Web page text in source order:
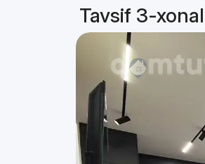
Tavsif 3-